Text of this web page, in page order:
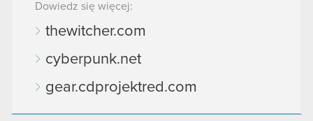
Dowiedz się więcej:
thewitcher.com
cyberpunk.net
gear.cdprojektred.com